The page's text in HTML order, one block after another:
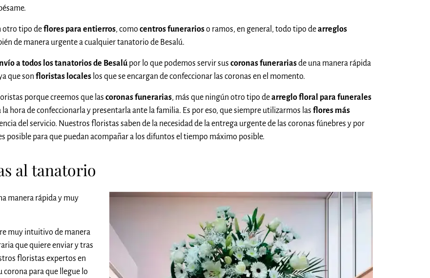
otro tipo deflores para entierros, como centros funerarioso ramos, en general, todo tipo dearreglos
de manera urgente a cualquier tanatorio de Besalú.
a todos los tanatorios de Besalú por lo que podemos servir sus coronas funerariasde una manera rápida
que son floristas locales los que se encargan de confeccionar las coronas en el momento.
porque creemos que las coronas funerarias, más que ningún otro tipo dearreglo floral para funerales
hora de confeccionarla y presentarla ante la familia. Es por eso, que siempre utilizarmos las flores más
del servicio. Nuestros floristas saben de la necesidad de la entrega urgente de las coronas fúnebres y por
posible para que puedan acompañar a los difuntos el tiempo máximo posible.
al tanatorio
manera rápida y muy
muy intuitivo de manera
que quiere enviar y tras
floristas expertos en
corona para que llegue lo